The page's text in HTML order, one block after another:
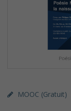
MOOC (gratuit)